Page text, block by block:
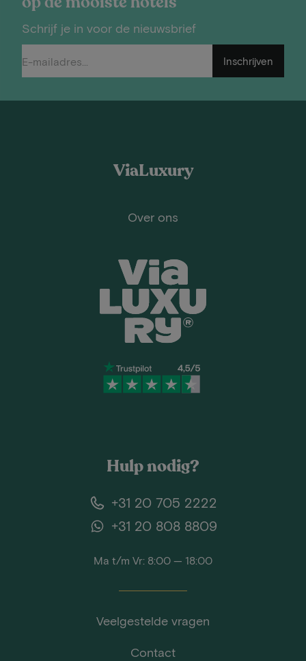
Schrijf je in voor de nieuwsbrief
Inschrijven
ViaLuxury
Over ons
Hulp nodig?
+31 20 705 2222
+31 20 808 8809
Ma t/m Vr: 8:00 — 18:00
Veelgestelde vragen
Contact